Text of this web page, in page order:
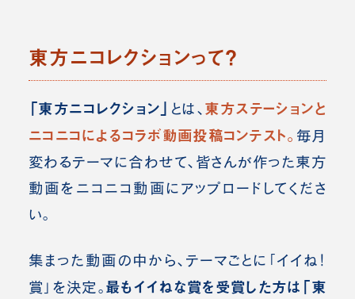
東方ニコレクションって？
「東方ニコレクション」 とは 、 東方ステーションと
ニコニコによるコラボ動画投稿コンテスト。 毎月
変わるテーマに合わせて、皆さんが作った東方
動画をニコニコ動画にアップロードしてくださ
い。
集まった動画の中から、テーマごとに「イイね！
賞」を決定。 最もイイねな賞を受賞した方は「東